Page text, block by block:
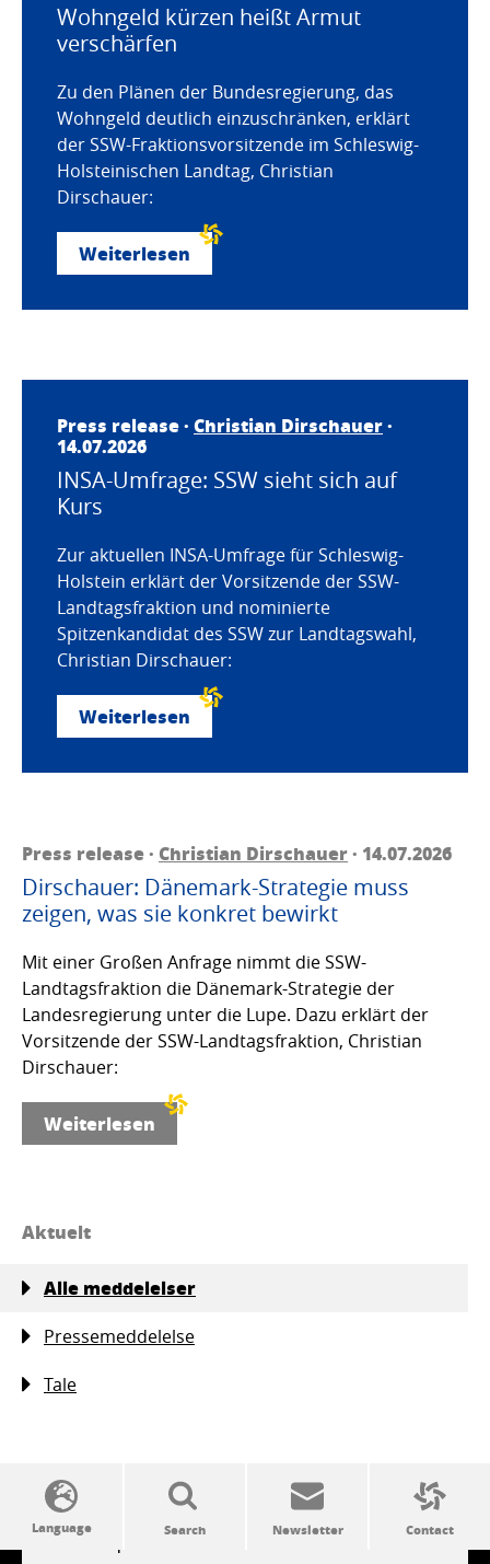
Wohngeld kürzen heißt Armut
verschärfen
Zu den Plänen der Bundesregierung, das
Wohngeld deutlich einzuschränken, erklärt
der SSW-Fraktionsvorsitzende im Schleswig-
Holsteinischen Landtag, Christian
Dirschauer:
Weiterlesen
Press release · Christian Dirschauer·
14.07.2026
INSA-Umfrage: SSW sieht sich auf
Kurs
Zur aktuellen INSA-Umfrage für Schleswig-
Holstein erklärt der Vorsitzende der SSW-
Landtagsfraktion und nominierte
Spitzenkandidat des SSW zur Landtagswahl,
Christian Dirschauer:
Weiterlesen
Press release · Christian Dirschauer· 14.07.2026
Dirschauer: Dänemark-Strategie muss
zeigen, was sie konkret bewirkt
Mit einer Großen Anfrage nimmt die SSW-
Landtagsfraktion die Dänemark-Strategie der
Landesregierung unter die Lupe. Dazu erklärt der
Vorsitzende der SSW-Landtagsfraktion, Christian
Dirschauer:
Weiterlesen
Aktuelt
Alle meddelelser
Pressemeddelelse
Tale
SSW politics from A to Z